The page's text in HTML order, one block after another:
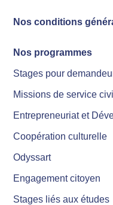
Nos conditions
Nos programmes
Stages pour
Missions de service
Entrepreneuriat et
Coopération culturelle
Odyssart
Engagement citoyen
Stages liés aux études